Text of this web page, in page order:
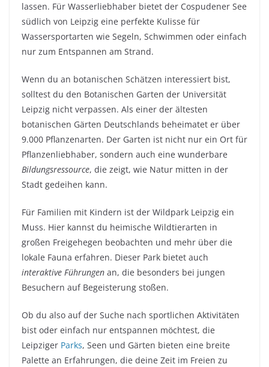
lassen. Für Wasserliebhaber bietet der Cospudener See
südlich von Leipzig eine perfekte Kulisse für
Wassersportarten wie Segeln, Schwimmen oder einfach
nur zum Entspannen am Strand.
Wenn du an botanischen Schätzen interessiert bist,
solltest du den Botanischen Garten der Universität
Leipzig nicht verpassen. Als einer der ältesten
botanischen Gärten Deutschlands beheimatet er über
9.000 Pflanzenarten. Der Garten ist nicht nur ein Ort für
Pflanzenliebhaber, sondern auch eine wunderbare
Bildungsressource, die zeigt, wie Natur mitten in der
Stadt gedeihen kann.
Für Familien mit Kindern ist der Wildpark Leipzig ein
Muss. Hier kannst du heimische Wildtierarten in
großen Freigehegen beobachten und mehr über die
lokale Fauna erfahren. Dieser Park bietet auch
interaktive Führungen an, die besonders bei jungen
Besuchern auf Begeisterung stoßen.
Ob du also auf der Suche nach sportlichen Aktivitäten
bist oder einfach nur entspannen möchtest, die
Leipziger Parks, Seen und Gärten bieten eine breite
Palette an Erfahrungen, die deine Zeit im Freien zu